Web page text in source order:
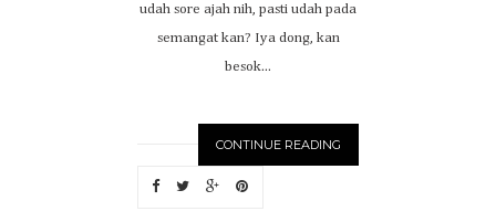
udah sore ajah nih, pasti udah pada
semangat kan? Iya dong, kan
besok...
CONTINUE READING